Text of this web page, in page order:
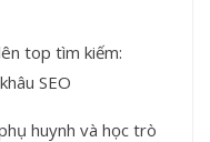
top tìm kiếm:
SEO
huynh và học trò